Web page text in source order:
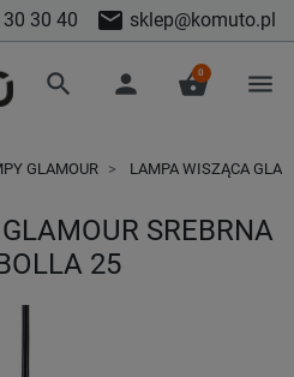
30 40 mail sklep@komuto.pl
search person shopping_basket
0 menu
GLAMOUR LAMPA WISZĄCA
SREBRNA
25